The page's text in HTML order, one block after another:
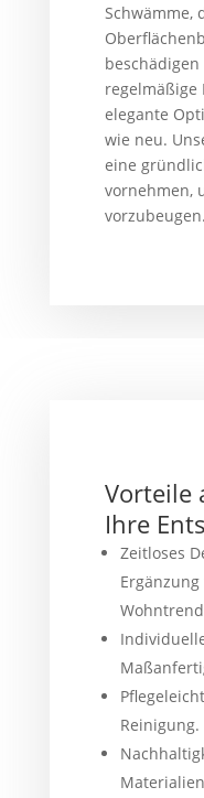
Schwämme,
regelmäßige
elegante
wie neu.
eine
vornehmen,
vorzubeugen.
Vorteile
Ihre
Zeitloses
Reinigung.